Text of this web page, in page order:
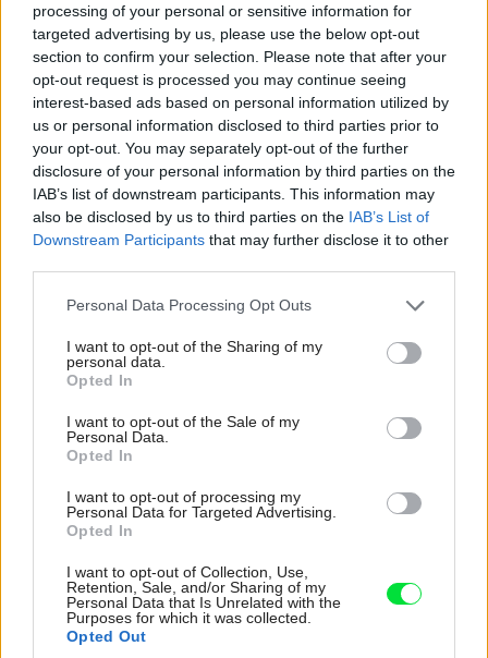
processing of your personal or sensitive information for
targeted advertising by us, please use the below opt-out
section to confirm your selection. Please note that after your
opt-out request is processed you may continue seeing
interest-based ads based on personal information utilized by
us or personal information disclosed to third parties prior to
your opt-out. You may separately opt-out of the further
disclosure of your personal information by third parties on the
IAB’s list of downstream participants. This information may
also be disclosed by us to third parties on the IAB’s List of
Downstream Participants that may further disclose it to other
Please note that this website/app uses one or more Google
not limited to your visit or usage behaviour. You may click to
grant or deny consent to Google and its third-party tags to
use your data for below specified purposes in below Google
consent section.
Personal Data Processing Opt Outs
I want to opt-out of the Sharing of my
personal data.
Opted In
I want to opt-out of the Sale of my
Personal Data.
Opted In
I want to opt-out of processing my
Personal Data for Targeted Advertising.
Opted In
I want to opt-out of Collection, Use,
Retention, Sale, and/or Sharing of my
Personal Data that Is Unrelated with the
Purposes for which it was collected.
Opted Out
zbúrali stereotyp, bývanie vyzerá ako z